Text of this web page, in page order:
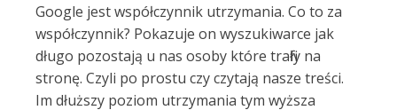
Google jest współczynnik utrzymania. Co to za
współczynnik? Pokazuje on wyszukiwarce jak
długo pozostają u nas osoby które trafiły na
stronę. Czyli po prostu czy czytają nasze treści.
Im dłuższy poziom utrzymania tym wyższa